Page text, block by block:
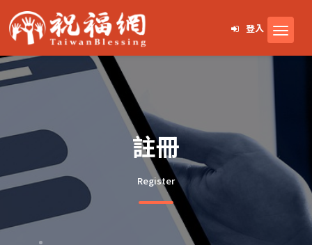
登入
註冊
Register